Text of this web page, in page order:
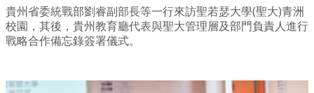
貴州省委統戰部劉睿副部長等一行來訪聖若瑟大學(聖大)青洲
校園，其後，貴州教育廳代表與聖大管理層及部門負責人進行
戰略合作備忘錄簽署儀式。